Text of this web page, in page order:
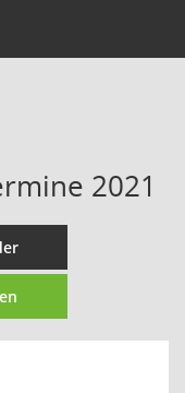
2021